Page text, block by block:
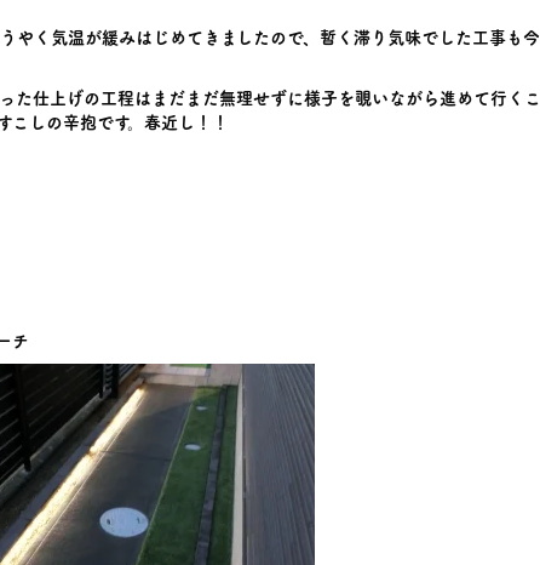
やく気温が緩みはじめてきましたので、暫く滞り気味でした工事も今
た仕上げの工程はまだまだ無理せずに様子を覗いながら進めて行くこ
こしの辛抱です。春近し！！
チ